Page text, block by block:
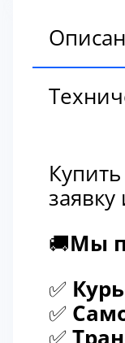
🚚Мы
✅
✅